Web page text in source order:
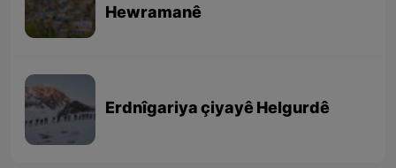
Hewramanê
Erdnîgariya çiyayê Helgurdê